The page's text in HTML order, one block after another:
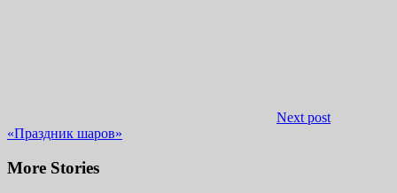
Next post
«Праздник шаров»
More Stories